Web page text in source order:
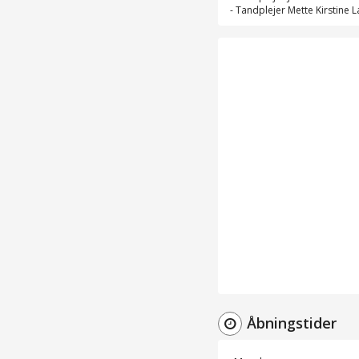
-Tandplejer Mette Kirstine
Åbningstider